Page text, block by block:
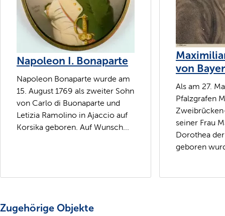
Napoleon I. Bonaparte
Napoleon Bonaparte wurde am
15. August 1769 als zweiter Sohn
von Carlo di Buonaparte und
Letizia Ramolino in Ajaccio auf
Korsika geboren. Auf Wunsch...
von
Als am 27.
Pfalzgrafen
seiner Frau
Dorothea
geboren
Zugehörige Objekte